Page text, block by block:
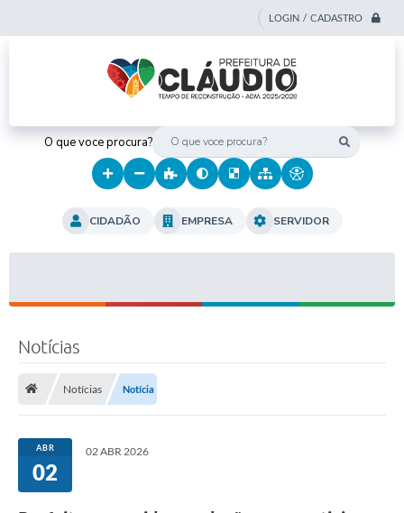
LOGIN / CADASTRO
O que voce procura?
CIDADÃO EMPRESA SERVIDOR
Notícias
Notícias Notícia
ABR
02
02 ABR 2026